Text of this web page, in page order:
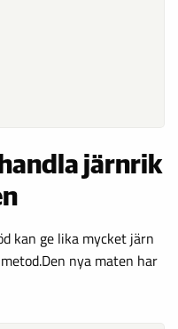
handla järnrik
kan ge lika mycket järn
nya maten har